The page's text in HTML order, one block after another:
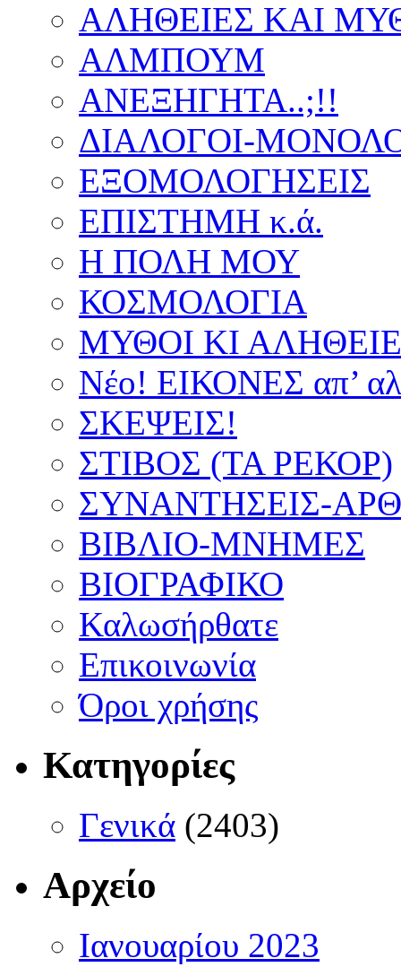
ΑΛΗΘΕΙΕΣ ΚΑΙ
ΑΛΜΠΟΥΜ
ΑΝΕΞΗΓΗΤΑ..;!!
ΔΙΑΛΟΓΟΙ-
ΕΞΟΜΟΛΟΓΗΣΕΙΣ
ΕΠΙΣΤΗΜΗ κ.ά.
Η ΠΟΛΗ ΜΟΥ
ΚΟΣΜΟΛΟΓΙΑ
ΜΥΘΟΙ ΚΙ
Νέο! ΕΙΚΟΝΕΣ απ’
ΣΚΕΨΕΙΣ!
ΣΤΙΒΟΣ (ΤΑ ΡΕΚΟΡ)
ΣΥΝΑΝΤΗΣΕΙΣ-
ΒΙΒΛΙΟ-ΜΝΗΜΕΣ
ΒΙΟΓΡΑΦΙΚΟ
Καλωσήρθατε
Επικοινωνία
Όροι χρήσης
Κατηγορίες
Γενικά (2403)
Αρχείο
Ιανουαρίου 2023